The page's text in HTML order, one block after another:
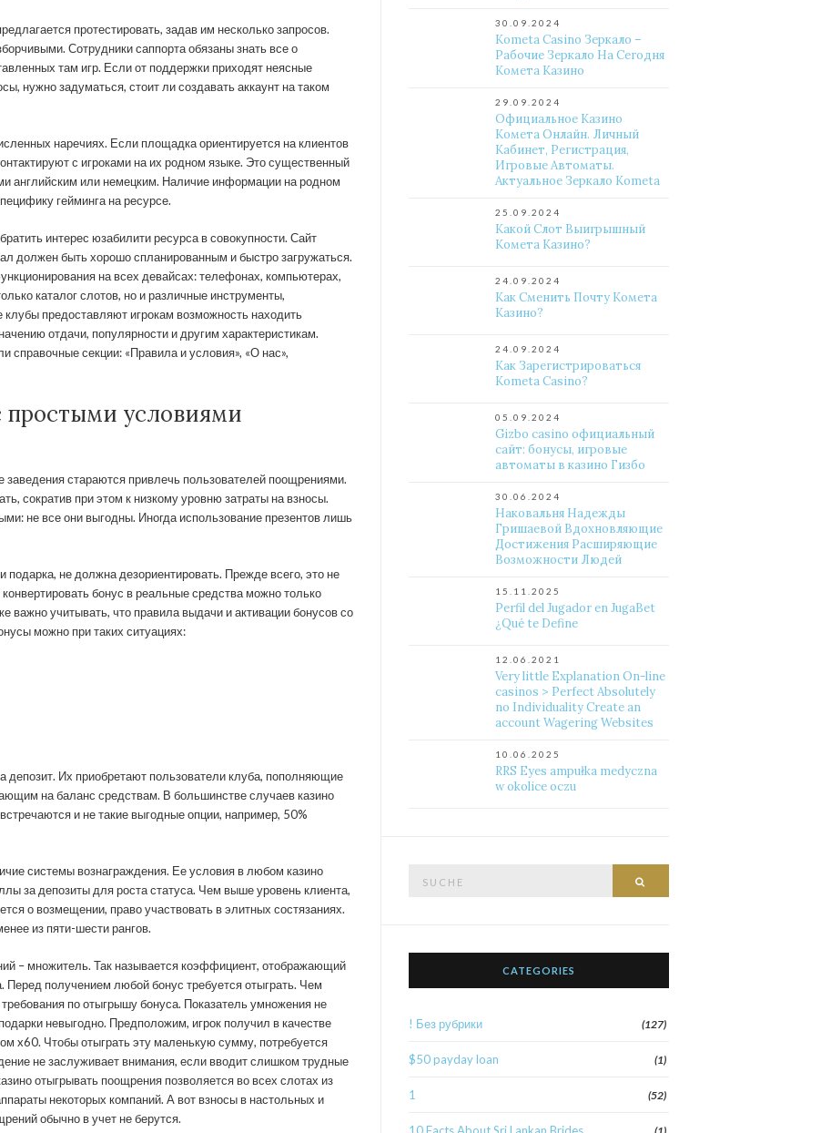
протестировать, задав им несколько запросов.
Сотрудники саппорта обязаны знать все о
там игр. Если от поддержки приходят неясные
нужно задуматься, стоит ли создавать аккаунт на таком
наречиях. Если площадка ориентируется на клиентов
с игроками на их родном языке. Это существенный
английским или немецким. Наличие информации на родном
гейминга на ресурсе.
интерес юзабилити ресурса в совокупности. Сайт
должен быть хорошо спланированным и быстро загружаться.
на всех девайсах: телефонах, компьютерах,
каталог слотов, но и различные инструменты,
предоставляют игрокам возможность находить
отдачи, популярности и другим характеристикам.
справочные секции: «Правила и условия», «О нас»,
условиями
заведения стараются привлечь пользователей поощрениями.
сократив при этом к низкому уровню затраты на взносы.
не все они выгодны. Иногда использование презентов лишь
не должна дезориентировать. Прежде всего, это не
бонус в реальные средства можно только
важно учитывать, что правила выдачи и активации бонусов со
можно при таких ситуациях:
депозит. Их приобретают пользователи клуба, пополняющие
на баланс средствам. В большинстве случаев казино
и не такие выгодные опции, например, 50%
системы вознаграждения. Ее условия в любом казино
за депозиты для роста статуса. Чем выше уровень клиента,
о возмещении, право участвовать в элитных состязаниях.
из пяти-шести рангов.
– множитель. Так называется коэффициент, отображающий
получением любой бонус требуется отыграть. Чем
по отыгрышу бонуса. Показатель умножения не
невыгодно. Предположим, игрок получил в качестве
x60. Чтобы отыграть эту маленькую сумму, потребуется
не заслуживает внимания, если вводит слишком трудные
отыгрывать поощрения позволяется во всех слотах из
некоторых компаний. А вот взносы в настольных и
обычно в учет не берутся.
30.09.2024
Kometa Casino Зеркало –
Рабочие Зеркало На Сегодня
Комета Казино
29.09.2024
Официальное Казино
Комета Онлайн. Личный
Кабинет, Регистрация,
Игровые Автоматы.
Актуальное Зеркало Kometa
25.09.2024
Какой Слот Выигрышный
Комета Казино?
24.09.2024
Как Сменить Почту Комета
Казино?
24.09.2024
Как Зарегистрироваться
Kometa Casino?
05.09.2024
Gizbo casino официальный
сайт: бонусы, игровые
автоматы в казино Гизбо
30.06.2024
Наковальня Надежды
Гришаевой Вдохновляющие
Достижения Расширяющие
Возможности Людей
15.11.2025
Perfil del Jugador en JugaBet
¿Qué te Define
12.06.2021
Very little Explanation On-line
casinos > Perfect Absolutely
no Individuality Create an
account Wagering Websites
10.06.2025
RRS Eyes ampułka medyczna
w okolice oczu
CATEGORIES
! Без рубрики (127)
$50 payday loan (1)
1 (52)